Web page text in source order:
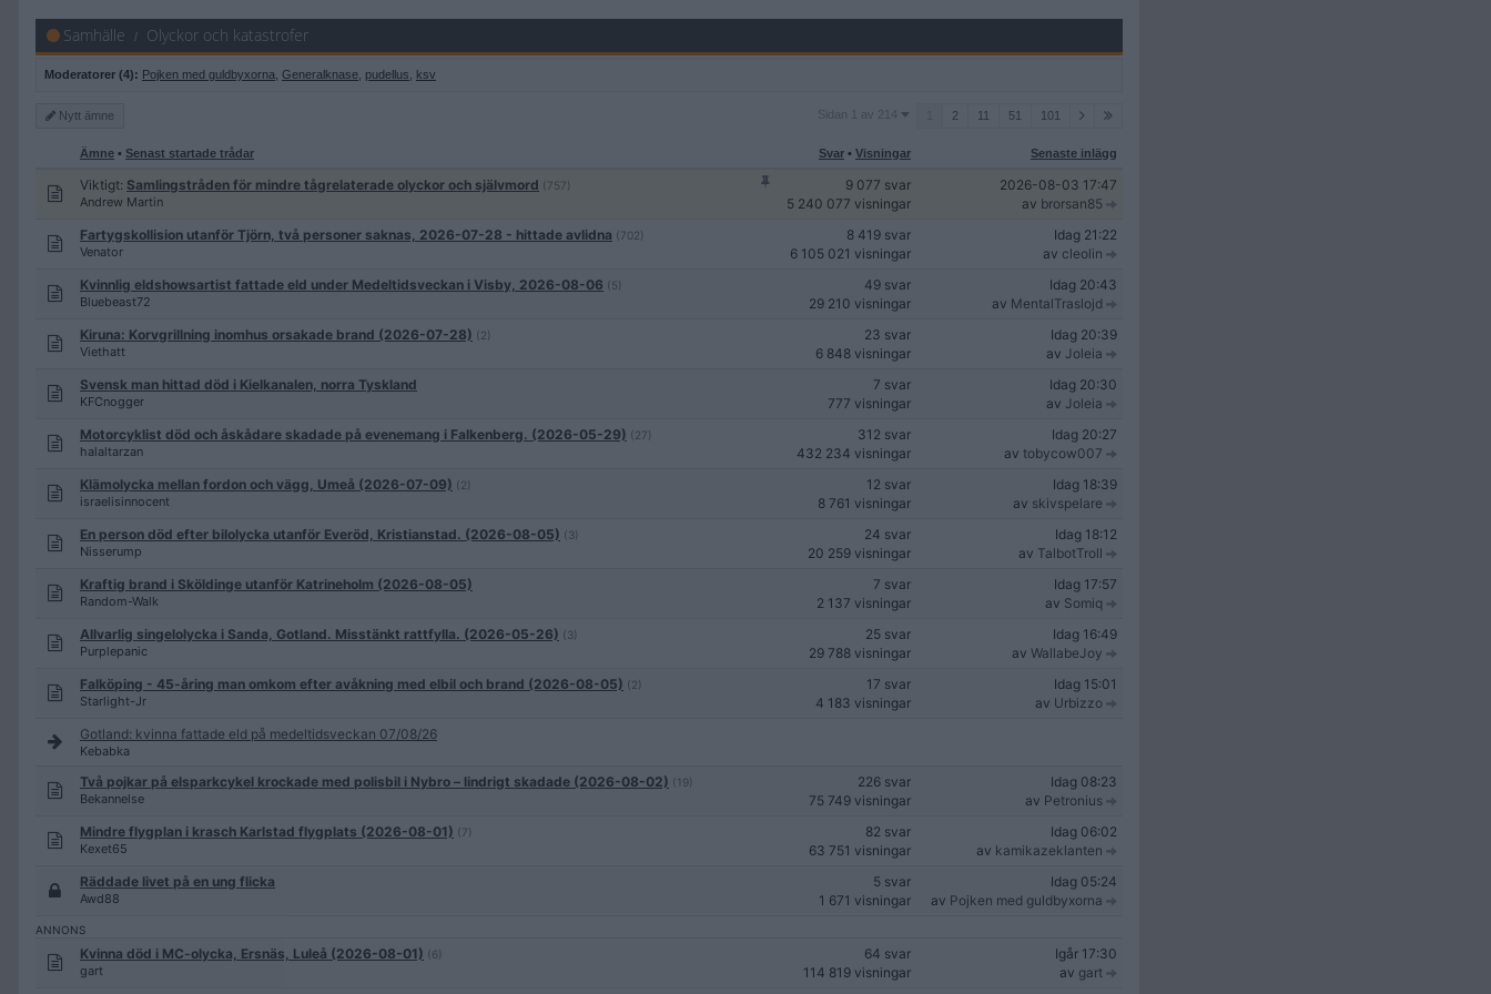
Samhälle Olyckor och katastrofer
Moderatorer (4): Pojken med guldbyxorna Generalknase pudellus ksv
Nytt ämne
Sidan
214
Sidan 1 av 214 2 11 51 101
Ämne • Senast startade trådar Svar • Visningar Senaste inlägg
Viktigt: Samlingstråden för mindre tågrelaterade olyckor och självmord (757)
Andrew Martin
9 077 svar
5 240 077 visningar
2026-08-03 17:47
av brorsan85
Fartygskollision utanför Tjörn, två personer saknas, 2026-07-28 - hittade avlidna (702)
Venator
8 419 svar
6 105 021 visningar
Idag 21:22
av cleolin
Kvinnlig eldshowsartist fattade eld under Medeltidsveckan i Visby, 2026-08-06 (5)
Bluebeast72
49 svar
29 210 visningar
Idag 20:43
av MentalTraslojd
Kiruna: Korvgrillning inomhus orsakade brand (2026-07-28) (2)
Viethatt
23 svar
6 848 visningar
Idag 20:39
av Joleia
Svensk man hittad död i Kielkanalen, norra Tyskland
KFCnogger
7 svar
777 visningar
Idag 20:30
av Joleia
Motorcyklist död och åskådare skadade på evenemang i Falkenberg. (2026-05-29) (27)
halaltarzan
312 svar
432 234 visningar
Idag 20:27
av tobycow007
Klämolycka mellan fordon och vägg, Umeå (2026-07-09) (2)
israelisinnocent
12 svar
8 761 visningar
Idag 18:39
av skivspelare
En person död efter bilolycka utanför Everöd, Kristianstad. (2026-08-05) (3)
Nisserump
24 svar
20 259 visningar
Idag 18:12
av TalbotTroll
Kraftig brand i Sköldinge utanför Katrineholm (2026-08-05)
Random-Walk
7 svar
2 137 visningar
Idag 17:57
av Somiq
Allvarlig singelolycka i Sanda, Gotland. Misstänkt rattfylla. (2026-05-26) (3)
Purplepanic
25 svar
29 788 visningar
Idag 16:49
av WallabeJoy
Falköping - 45-åring man omkom efter avåkning med elbil och brand (2026-08-05) (2)
Starlight-Jr
17 svar
4 183 visningar
Idag 15:01
av Urbizzo
Gotland: kvinna fattade eld på medeltidsveckan 07/08/26
Kebabka
Två pojkar på elsparkcykel krockade med polisbil i Nybro – lindrigt skadade (2026-08-02) (19)
Bekannelse
226 svar
75 749 visningar
Idag 08:23
av Petronius
Mindre flygplan i krasch Karlstad flygplats (2026-08-01) (7)
Kexet65
82 svar
63 751 visningar
Idag 06:02
av kamikazeklanten
Räddade livet på en ung flicka
Awd88
5 svar
1 671 visningar
Idag 05:24
av Pojken med guldbyxorna
Kvinna död i MC-olycka, Ersnäs, Luleå (2026-08-01) (6)
gart
64 svar
114 819 visningar
Igår 17:30
av gart